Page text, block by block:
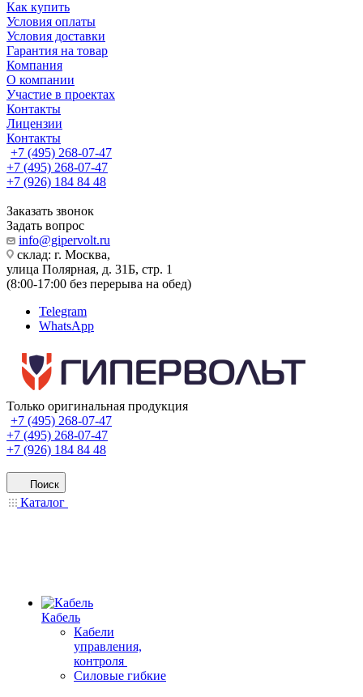
Как купить
Условия оплаты
Условия доставки
Гарантия на товар
Компания
О компании
Участие в проектах
Контакты
Лицензии
Контакты
+7 (495) 268-07-47
+7 (495) 268-07-47
+7 (926) 184 84 48
Заказать звонок
Задать вопрос
info@gipervolt.ru
склад: г. Москва,
улица Полярная, д. 31Б, стр. 1
(8:00-17:00 без перерыва на обед)
Telegram
WhatsApp
Только оригинальная продукция
+7 (495) 268-07-47
+7 (495) 268-07-47
+7 (926) 184 84 48
Поиск
Каталог
Кабель
Кабели
управления,
контроля
Силовые гибкие